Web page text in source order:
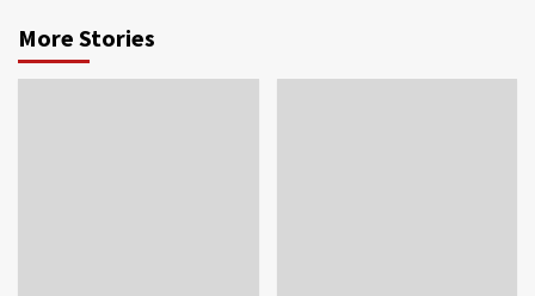
More Stories